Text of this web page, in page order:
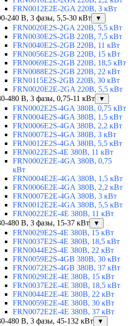
FRN0012E2E-2GA 220В, 3 кВт
240 В, 3 фазы, 5,5-30 кВт
▼
FRN0020E2S-2GA 220В, 5,5 кВт
FRN0030E2S-2GB 220В, 7,5 кВт
FRN0040E2S-2GB 220В, 11 кВт
FRN0056E2S-2GB 220В, 15 кВт
FRN0069E2S-2GB 220В, 18,5 кВт
FRN0088E2S-2GB 220В, 22 кВт
FRN0115E2S-2GB 220В, 30 кВт
FRN0020E2E-2GA 220В, 5,5 кВт
480 В, 3 фазы, 0,75-11 кВт
▼
FRN0002E2S-4GA 380В, 0,75 кВт
FRN0004E2S-4GA 380В, 1,5 кВт
FRN0006E2S-4GA 380В, 2,2 кВт
FRN0007E2S-4GA 380В, 3 кВт
FRN0012E2S-4GA 380В, 5,5 кВт
FRN0022E2S-4E 380В, 11 кВт
FRN0002E2E-4GA 380В, 0,75
кВт
FRN0004E2E-4GA 380В, 1,5 кВт
FRN0006E2E-4GA 380В, 2,2 кВт
FRN0007E2E-4GA 380В, 3 кВт
FRN0012E2E-4GA 380В, 5,5 кВт
FRN0022E2E-4E 380В, 11 кВт
480 В, 3 фазы, 15-37 кВт
▼
FRN0029E2S-4E 380В, 15 кВт
FRN0037E2S-4E 380В, 18,5 кВт
FRN0044E2S-4E 380В, 22 кВт
FRN0059E2S-4GB 380В, 30 кВт
FRN0072E2S-4GB 380В, 37 кВт
FRN0029E2E-4E 380В, 15 кВт
FRN0037E2E-4E 380В, 18,5 кВт
FRN0044E2E-4E 380В, 22 кВт
FRN0059E2E-4E 380В, 30 кВт
FRN0072E2E-4E 380В, 37 кВт
480 В, 3 фазы, 45-132 кВт
▼